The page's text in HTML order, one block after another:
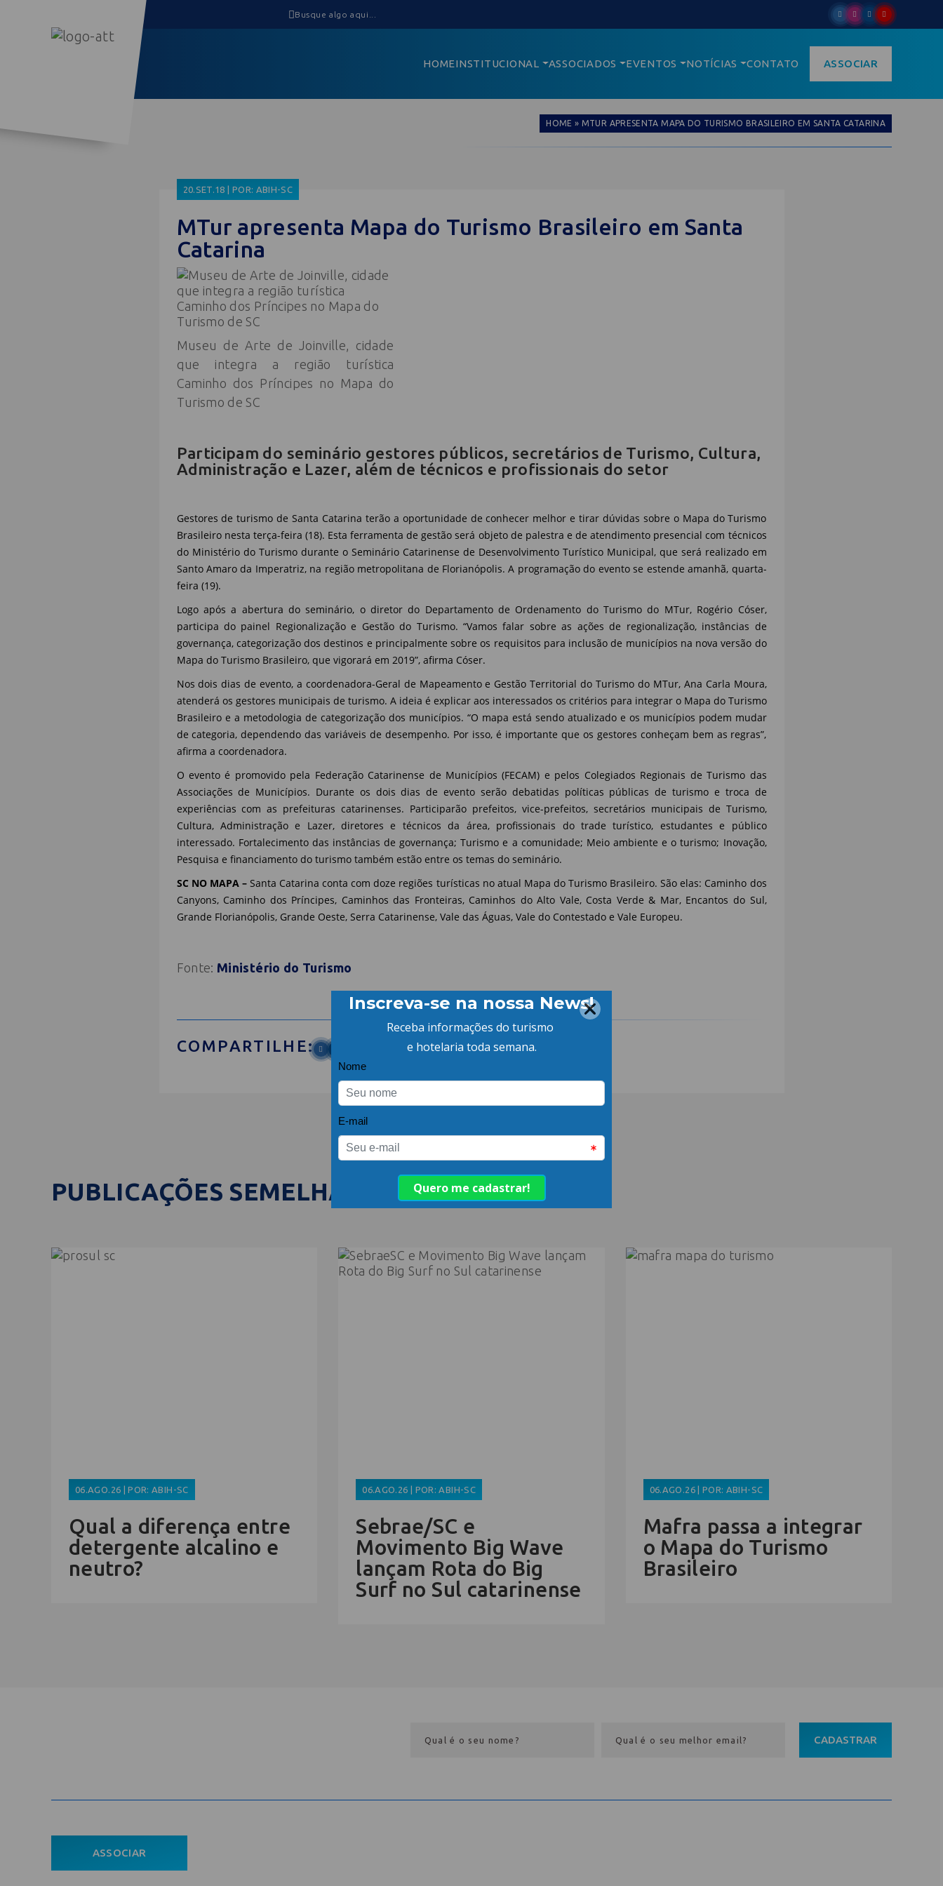
HOMEINSTITUCIONAL ASSOCIADOS EVENTOS NOTÍCIAS CONTATO ASSOCIAR
HOME » MTUR APRESENTA MAPA DO TURISMO BRASILEIRO EM SANTA CATARINA
20.SET.18 | POR: ABIH-SC
MTur apresenta Mapa do Turismo Brasileiro em Santa
Catarina
Museu de Arte de Joinville, cidade
que integra a região turística
Caminho dos Príncipes no Mapa do
Turismo de SC
Participam do seminário gestores públicos, secretários de Turismo, Cultura,
Administração e Lazer, além de técnicos e profissionais do setor
Gestores de turismo de Santa Catarina terão a oportunidade de conhecer melhor e tirar dúvidas sobre o Mapa do Turismo
Brasileiro nesta terça-feira (18). Esta ferramenta de gestão será objeto de palestra e de atendimento presencial com técnicos
do Ministério do Turismo durante o Seminário Catarinense de Desenvolvimento Turístico Municipal, que será realizado em
Santo Amaro da Imperatriz, na região metropolitana de Florianópolis. A programação do evento se estende amanhã, quarta-
feira (19).
Logo após a abertura do seminário, o diretor do Departamento de Ordenamento do Turismo do MTur, Rogério Cóser,
participa do painel Regionalização e Gestão do Turismo. “Vamos falar sobre as ações de regionalização, instâncias de
governança, categorização dos destinos e principalmente sobre os requisitos para inclusão de municípios na nova versão do
Mapa do Turismo Brasileiro, que vigorará em 2019”, afirma Cóser.
Nos dois dias de evento, a coordenadora-Geral de Mapeamento e Gestão Territorial do Turismo do MTur, Ana Carla Moura,
atenderá os gestores municipais de turismo. A ideia é explicar aos interessados os critérios para integrar o Mapa do Turismo
Brasileiro e a metodologia de categorização dos municípios. “O mapa está sendo atualizado e os municípios podem mudar
de categoria, dependendo das variáveis de desempenho. Por isso, é importante que os gestores conheçam bem as regras”,
afirma a coordenadora.
O evento é promovido pela Federação Catarinense de Municípios (FECAM) e pelos Colegiados Regionais de Turismo das
Associações de Municípios. Durante os dois dias de evento serão debatidas políticas públicas de turismo e troca de
experiências com as prefeituras catarinenses. Participarão prefeitos, vice-prefeitos, secretários municipais de Turismo,
Cultura, Administração e Lazer, diretores e técnicos da área, profissionais do trade turístico, estudantes e público
interessado. Fortalecimento das instâncias de governança; Turismo e a comunidade; Meio ambiente e o turismo; Inovação,
Pesquisa e financiamento do turismo também estão entre os temas do seminário.
SC NO MAPA –Santa Catarina conta com doze regiões turísticas no atual Mapa do Turismo Brasileiro. São elas: Caminho dos
Canyons, Caminho dos Príncipes, Caminhos das Fronteiras, Caminhos do Alto Vale, Costa Verde & Mar, Encantos do Sul,
Grande Florianópolis, Grande Oeste, Serra Catarinense, Vale das Águas, Vale do Contestado e Vale Europeu.
Fonte: Ministério do Turismo
COMPARTILHE:
PUBLICAÇÕES SEMELHANTES
06.AGO.26 | POR: ABIH-SC
Qual a diferença entre
detergente alcalino e
neutro?
06.AGO.26 | POR: ABIH-SC
Sebrae/SC e
Movimento Big Wave
lançam Rota do Big
Surf no Sul catarinense
06.AGO.26 | POR: ABIH-SC
Mafra passa a integrar
o Mapa do Turismo
Brasileiro
CADASTRAR
ASSOCIAR